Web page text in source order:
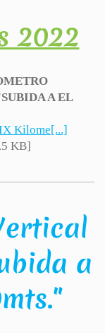
2022
A EL
Kilome[...]
KB]
a